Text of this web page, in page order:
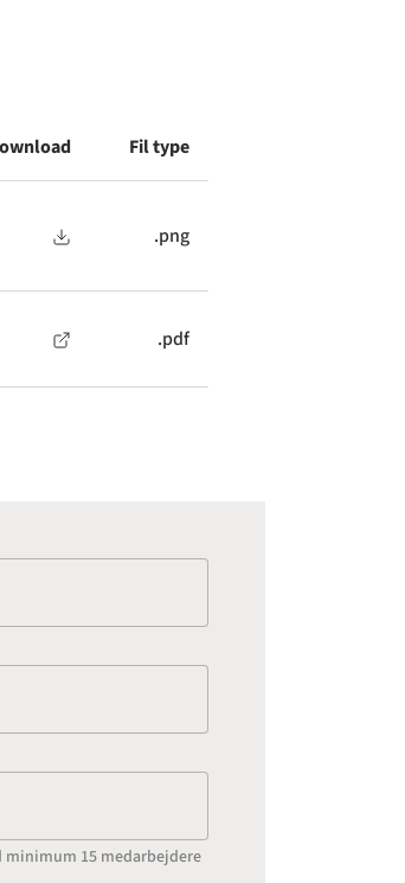
Fil type
.png
.pdf
15 medarbejdere